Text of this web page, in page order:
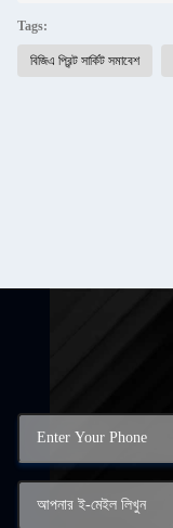
Tags:
বিজিএ প্রিন্ট সার্কিট সমাবেশ